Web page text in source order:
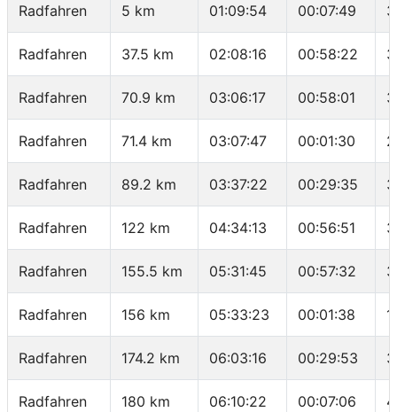
Radfahren 5 km 01:09:54 00:07:49
Radfahren 37.5 km 02:08:16 00:58:22
Radfahren 70.9 km 03:06:17 00:58:01
Radfahren 71.4 km 03:07:47 00:01:30
Radfahren 89.2 km 03:37:22 00:29:35
Radfahren 122 km 04:34:13 00:56:51
Radfahren 155.5 km 05:31:45 00:57:32
Radfahren 156 km 05:33:23 00:01:38
Radfahren 174.2 km 06:03:16 00:29:53
Radfahren 180 km 06:10:22 00:07:06